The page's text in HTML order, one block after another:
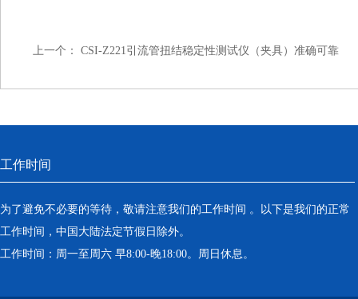
上一个： CSI-Z221引流管扭结稳定性测试仪（夹具）准确可靠
工作时间
为了避免不必要的等待，敬请注意我们的工作时间 。以下是我们的正常
工作时间，中国大陆法定节假日除外。
工作时间：周一至周六 早8:00-晚18:00。周日休息。